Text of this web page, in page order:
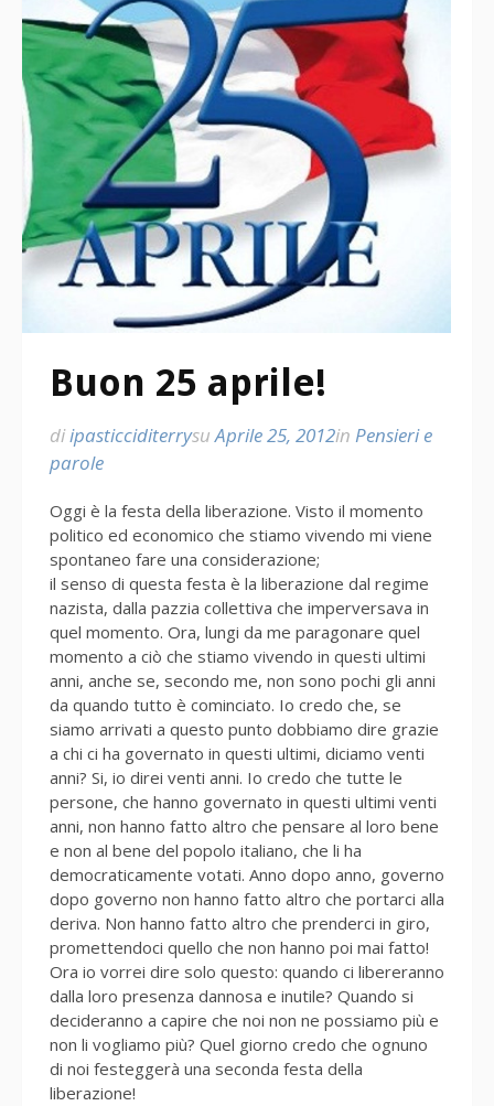
Buon 25 aprile!
diipasticciditerrysuAprile 25, 2012in Pensieri e
parole
Oggi è la festa della liberazione. Visto il momento
politico ed economico che stiamo vivendo mi viene
spontaneo fare una considerazione;
il senso di questa festa è la liberazione dal regime
nazista, dalla pazzia collettiva che imperversava in
quel momento. Ora, lungi da me paragonare quel
momento a ciò che stiamo vivendo in questi ultimi
anni, anche se, secondo me, non sono pochi gli anni
da quando tutto è cominciato. Io credo che, se
siamo arrivati a questo punto dobbiamo dire grazie
a chi ci ha governato in questi ultimi, diciamo venti
anni? Si, io direi venti anni. Io credo che tutte le
persone, che hanno governato in questi ultimi venti
anni, non hanno fatto altro che pensare al loro bene
e non al bene del popolo italiano, che li ha
democraticamente votati. Anno dopo anno, governo
dopo governo non hanno fatto altro che portarci alla
deriva. Non hanno fatto altro che prenderci in giro,
promettendoci quello che non hanno poi mai fatto!
Ora io vorrei dire solo questo: quando ci libereranno
dalla loro presenza dannosa e inutile? Quando si
decideranno a capire che noi non ne possiamo più e
non li vogliamo più? Quel giorno credo che ognuno
di noi festeggerà una seconda festa della
liberazione!